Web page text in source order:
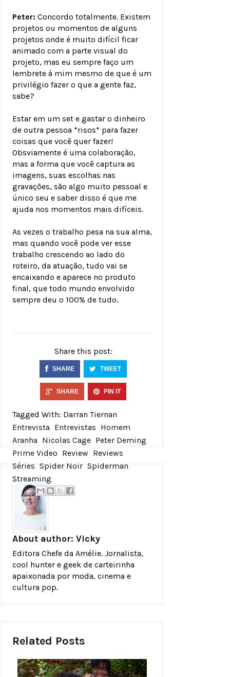
Peter: Concordo totalmente. Existem
projetos ou momentos de alguns
projetos onde é muito difícil ficar
animado com a parte visual do
projeto, mas eu sempre faço um
lembrete à mim mesmo de que é um
privilégio fazer o que a gente faz,
sabe?
Estar em um set e gastar o dinheiro
de outra pessoa *risos* para fazer
coisas que você quer fazer!
Obsviamente é uma colaboração,
mas a forma que você captura as
imagens, suas escolhas nas
gravações, são algo muito pessoal e
único seu e saber disso é que me
ajuda nos momentos mais difíceis.
As vezes o trabalho pesa na sua alma,
mas quando você pode ver esse
trabalho crescendo ao lado do
roteiro, da atuação, tudo vai se
encaixando e aparece no produto
final, que todo mundo envolvido
sempre deu o 100% de tudo.
Share this post:
SHARE TWEET
SHARE PIN IT
Tagged With: Darran Tiernan
Entrevista Entrevistas Homem
Aranha Nicolas Cage Peter Deming
Prime Video Review Reviews
Séries Spider Noir Spiderman
Streaming
About author: Vicky
Editora Chefe da Amélie. Jornalista,
cool hunter e geek de carteirinha
apaixonada por moda, cinema e
cultura pop.
Related Posts